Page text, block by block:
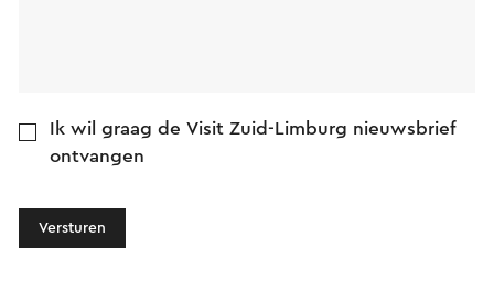
Ik wil graag de Visit Zuid-Limburg nieuwsbrief
ontvangen
Versturen